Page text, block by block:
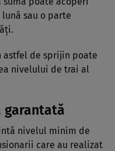
sau o parte
astfel de sprijin poate
nivelului de trai al
garantată
nivelul minim de
care au realizat